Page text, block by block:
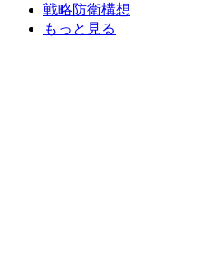
戦略防衛構想
もっと見る